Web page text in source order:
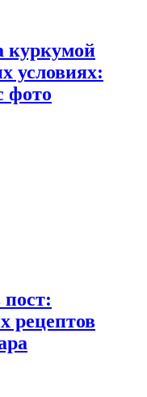
куркумой
условиях:
фото
рецептов